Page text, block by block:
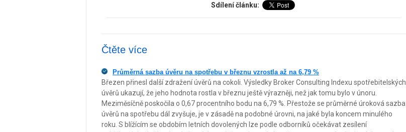
Sdílení článku:
Čtěte více
Průměrná sazba úvěru na spotřebu v březnu vzrostla až na 6,79 %
Březen přinesl další zdražení úvěrů na cokoli. Výsledky Broker Consulting Indexu spotřebitelských
úvěrů ukazují, že jeho hodnota rostla v březnu ještě výrazněji, než jak tomu bylo v únoru.
Meziměsíčně poskočila o 0,67 procentního bodu na 6,79 %. Přestože se průměrné úroková sazba
úvěrů na spotřebu dál zvyšuje, je v zásadě na podobné úrovni, na jaké byla koncem minulého
roku. S blížícím se obdobím letních dovolených lze podle odborníků očekávat zesílení